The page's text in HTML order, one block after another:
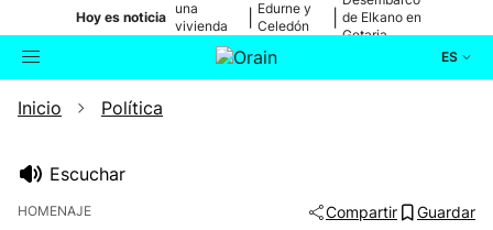
Hoy es noticia
una
vivienda
de Bilbao
Edurne y
Celedón
de Elkano en
Getaria
ES
Buscador
Inicio Política
Escuchar
HOMENAJE Compartir Guardar